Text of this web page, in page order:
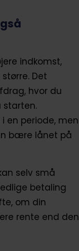
indkomst,
Det
hvor du
starten.
en periode, men
bære lånet på
selv små
betaling
om din
rente end den